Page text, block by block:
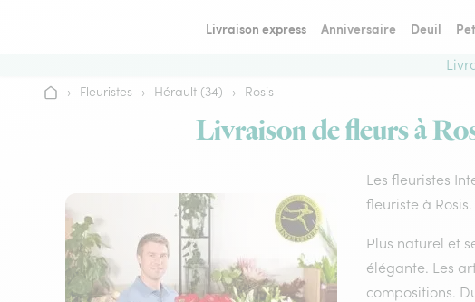
Livraison express Anniversaire Deuil
Accueil
› Fleuristes › Hérault (34) › Rosis
Livraison de fleurs à
Les fleuristes
fleuriste à
Plus naturel et
élégante. Les
compositions.